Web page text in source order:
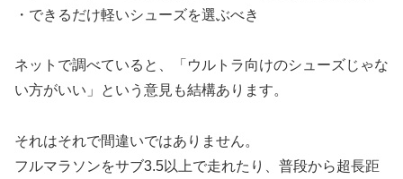
・できるだけ軽いシューズを選ぶべき
ネットで調べていると、「ウルトラ向けのシューズじゃな
い方がいい」という意見も結構あります。
それはそれで間違いではありません。
フルマラソンをサブ3.5以上で走れたり、普段から超長距